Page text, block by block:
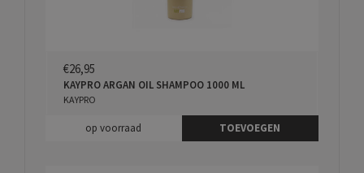
€26,95
KAYPRO ARGAN OIL SHAMPOO 1000 ML
KAYPRO
op voorraad TOEVOEGEN